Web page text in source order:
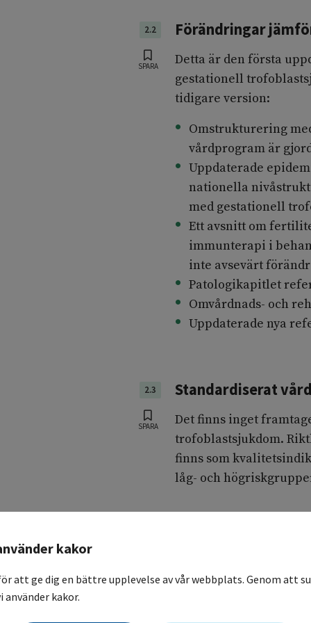
2.2 Förändringar
SPARA
Detta är den första
gestationell
tidigare version:
Omstrukturering
vårdprogram är
Uppdaterade
nationella
med gestationell
Ett avsnitt om
immunterapi i
inte avsevärt
Patologikapitlet
Omvårdnads- och
Uppdaterade nya
2.3 Standardiserat
SPARA
Det finns inget
trofoblastsjukdom.
finns som
låg- och
(2017:30). Den anger
kakor
att ge dig en bättre upplevelse av vår webbplats. Genom att
kakor.